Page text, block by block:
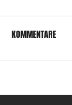
KOMMENTARE